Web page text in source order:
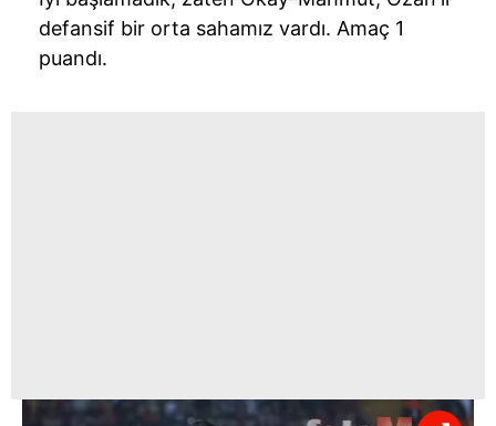
defansif bir orta sahamız vardı. Amaç 1
puandı.